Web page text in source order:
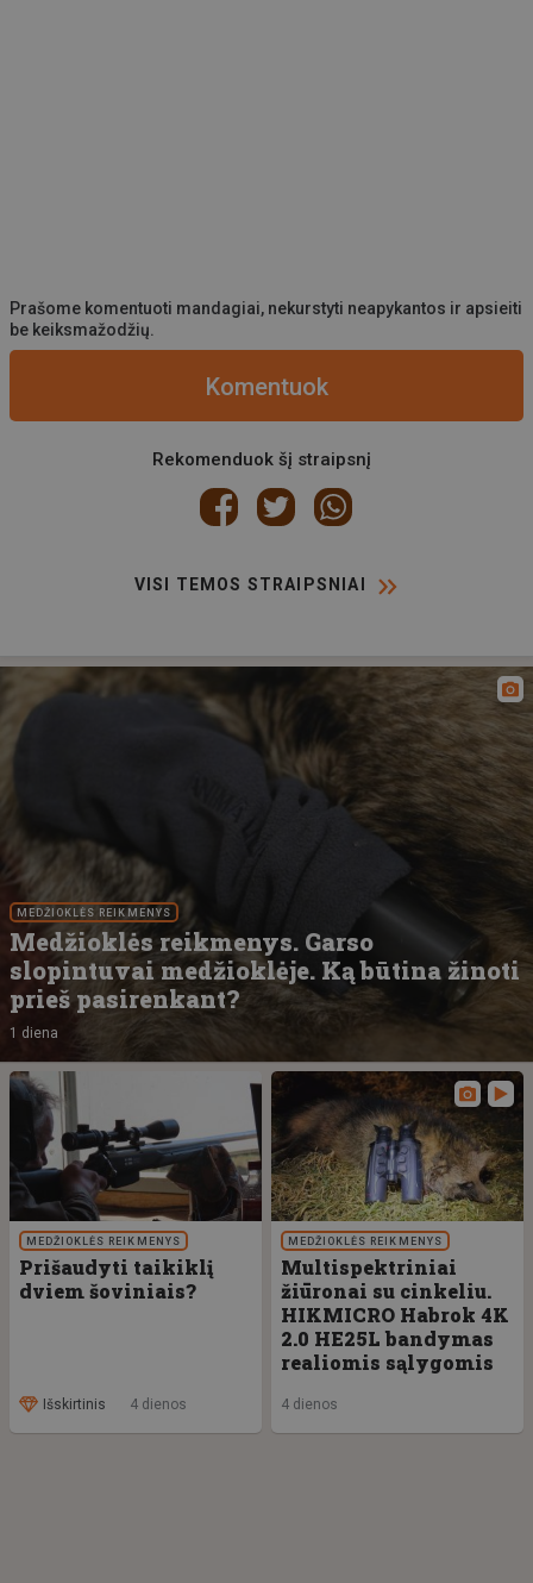
Prašome komentuoti mandagiai, nekurstyti neapykantos ir apsieiti
be keiksmažodžių.
Komentuok
Rekomenduok šį straipsnį
VISI TEMOS STRAIPSNIAI
MEDŽIOKLĖS REIKMENYS
Medžioklės reikmenys. Garso
slopintuvai medžioklėje. Ką būtina žinoti
prieš pasirenkant?
1 diena
MEDŽIOKLĖS REIKMENYS
Prišaudyti taikiklį
dviem šoviniais?
Išskirtinis 4 dienos
MEDŽIOKLĖS REIKMENYS
Multispektriniai
žiūronai su cinkeliu.
HIKMICRO Habrok 4K
2.0 HE25L bandymas
realiomis sąlygomis
4 dienos